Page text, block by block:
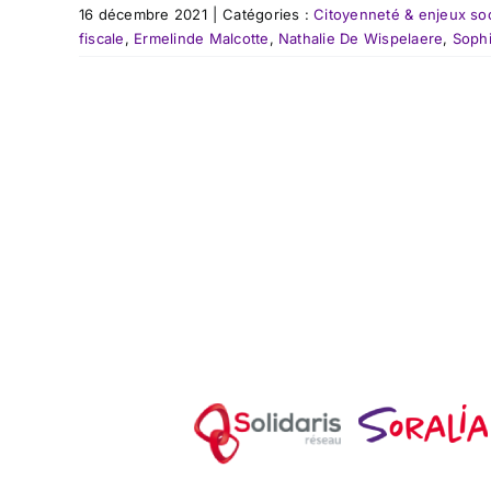
16 décembre 2021 Catégories :Citoyenneté & enjeux
fiscale, Ermelinde Malcotte, Nathalie De Wispelaere,